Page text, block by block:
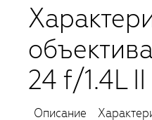
24 f/1.4L II
Описание